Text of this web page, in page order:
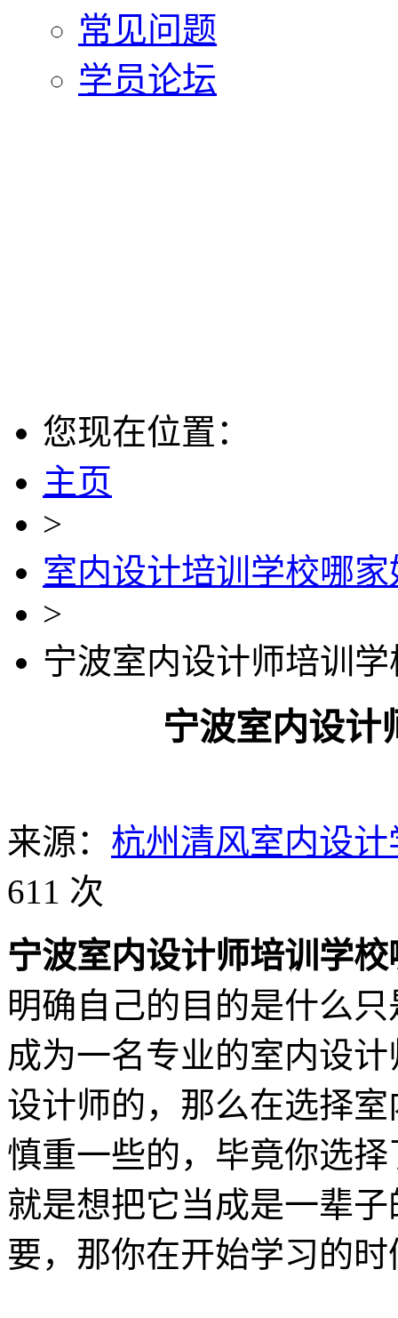
常见问题
学员论坛
您现在位置：
主页
>
室内设计培训学校哪家
>
宁波室内设计师培训
宁波室内设计
来源： 杭州清风室内设计
611 次
宁波室内设计师培训学
明确自己的目的是什么
成为一名专业的室内设
设计师的，那么在选择
慎重一些的，毕竟你选
就是想把它当成是一辈
要，那你在开始学习的